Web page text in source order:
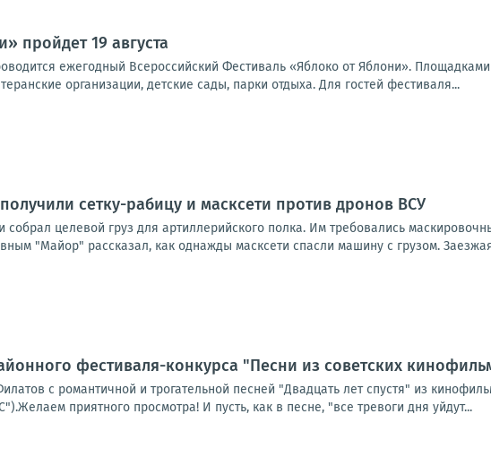
пройдет 19 августа
ежегодный Всероссийский Фестиваль «Яблоко от Яблони».
организации, детские сады, парки отдыха. Для гостей фестиваля...
сетку-рабицу и масксети против дронов ВСУ
целевой груз для артиллерийского полка. Им требовались
"Майор" рассказал, как однажды масксети спасли машину с грузом.
фестиваля-конкурса "Песни из советских
с романтичной и трогательной песней "Двадцать лет спустя" из
приятного просмотра! И пусть, как в песне, "все тревоги дня уйдут...